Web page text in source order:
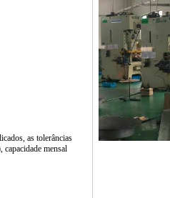
as tolerâncias
mensal